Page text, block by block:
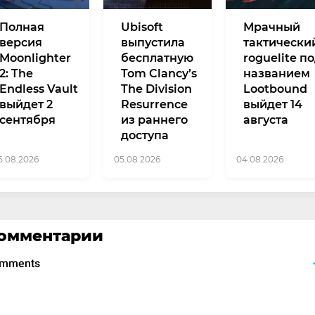
Полная
версия
Moonlighter
2: The
Endless Vault
выйдет 2
сентября
Ubisoft
выпустила
бесплатную
Tom Clancy’s
The Division
Resurrence
из раннего
доступа
05.08.2026
Мрачный
roguelite
названием
Lootbound
выйдет 14
августа
04.08.2026